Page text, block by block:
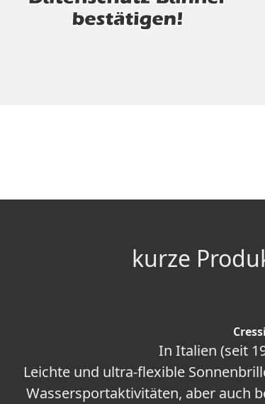
kurze
Cressi
In Italien (seit
Leichte und ultra-flexible
Wassersportaktivitäten, aber auch